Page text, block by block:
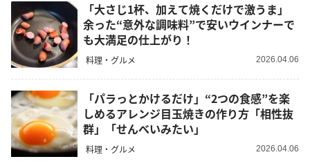
「大さじ1杯、加えて焼くだけで激うま」
余った“意外な調味料”で安いウインナーで
も大満足の仕上がり！
料理・グルメ 2026.04.06
「パラっとかけるだけ」“2つの食感”を楽
しめるアレンジ目玉焼きの作り方「相性抜
群」「せんべいみたい」
料理・グルメ 2026.04.06